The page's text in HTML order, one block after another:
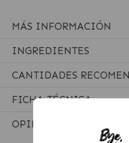
MÁS INFORMACIÓN
INGREDIENTES
CANTIDADES
FICHA TÉCNICA
OPINIONES